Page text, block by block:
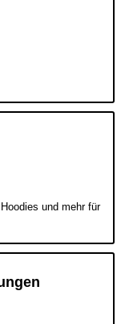
und mehr für